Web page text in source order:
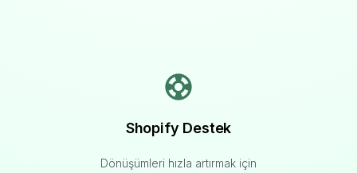
Shopify Destek
Dönüşümleri hızla artırmak için